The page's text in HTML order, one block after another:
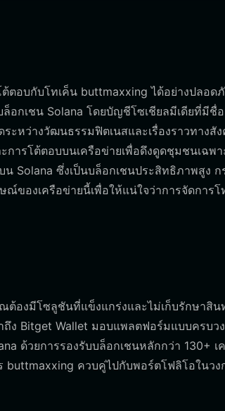
ตอบกับโทเค็น buttmaxxing ได้อย่างปลอด
อกเชน Solana โดยบัญชีโซเชียลมีเดียที่มีชื่อ
ะหว่างวัฒนธรรมฟิตเนสและเรื่องราวทางสั
การโต้ตอบบนเครือข่ายเพื่อดึงดูดชุมชนเฉพ
Solana ซึ่งเป็นบล็อกเชนประสิทธิภาพสูง ก
ณ์ของเครือข่ายนี้เพื่อให้แน่ใจว่าการจัดการโ
องมีโซลูชันที่แข็งแกร่งและไม่เก็บรักษาสิน
ง Bitget Wallet มอบแพลตฟอร์มแบบครบว
ด้วยการรองรับบล็อกเชนหลักกว่า 130+ เ
buttmaxxing ควบคู่ไปกับพอร์ตโฟลิโอในวง